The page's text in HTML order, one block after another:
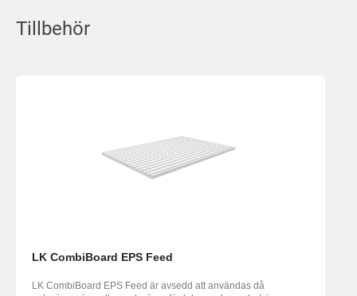
Tillbehör
LK CombiBoard EPS Feed
LK CombiBoard EPS Feed är avsedd att användas då